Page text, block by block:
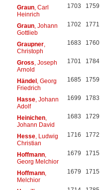
Graun, Carl
Heinrich
1703 1759
Graun, Johann
Gottlieb
1702 1771
Graupner,
Christoph
1683 1760
Gross , Joseph
Arnold
1701 1784
Händel, Georg
Friedrich
1685 1759
Hasse, Johann
Adolf
1699 1783
Heinichen,
Johann David
1683 1729
Hesse, Ludwig
Christian
1716 1772
Hoffmann,
Georg Melchior
1679 1715
Hoffmann,
Melchior
1679 1715